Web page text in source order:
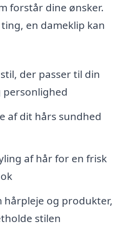
forstår dine ønsker.
en dameklip kan
der passer til din
af dit hårs sundhed
af hår for en frisk
hårpleje og produkter,
stilen